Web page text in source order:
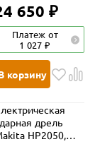
650 ₽
Платеж от
1 027 ₽
корзину
дрель
HP2050,